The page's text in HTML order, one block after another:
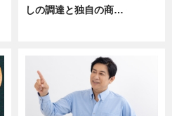
しの調達と独自の商…